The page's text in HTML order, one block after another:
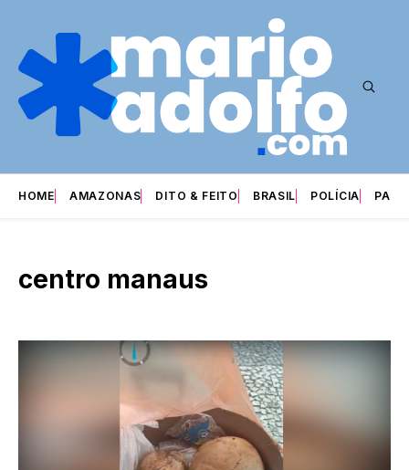
HOME AMAZONAS DITO & FEITO BRASIL POLÍCIA
centro manaus